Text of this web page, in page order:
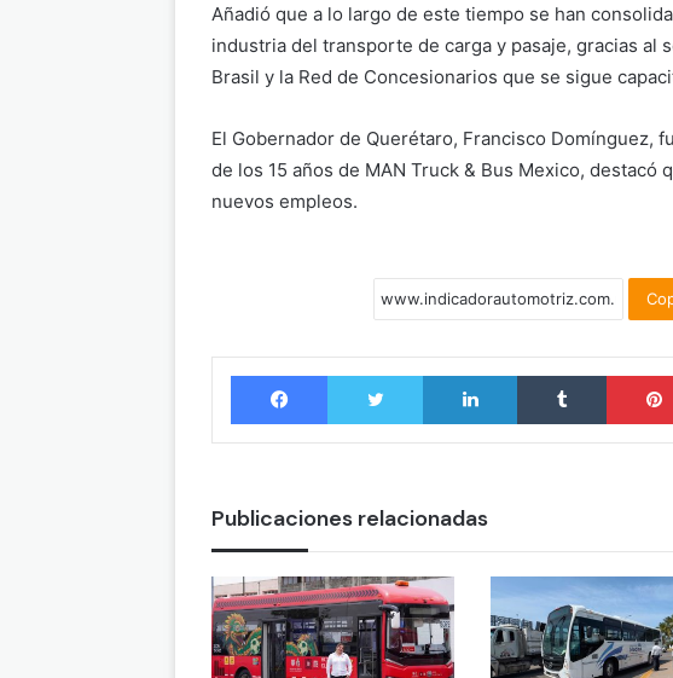
Añadió que a lo largo de este tiempo se han
industria del transporte de carga y pasaje, gracias al
Brasil y la Red de Concesionarios que se sigue
El Gobernador de Querétaro, Francisco Domínguez,
de los 15 años de MAN Truck & Bus Mexico, destacó
nuevos empleos.
Facebook Twitter LinkedIn Tumblr
Publicaciones relacionadas